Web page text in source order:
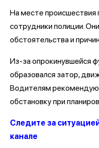
На месте
сотрудники полиции.
обстоятельства и
Из-за опрокинувшейся
образовался затор,
Водителям
обстановку при
Следите за
канале